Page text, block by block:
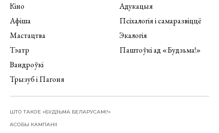
Кіно
Афіша
Мастацтва
Тэатр
Вандроўкі
Трызуб і Пагоня
Адукацыя
Псіхалогія і самаразвіццё
Экалогія
Паштоўкі ад «Будзьма!»
ШТО ТАКОЕ «БУДЗЬМА БЕЛАРУСАМІ!»
АСОБЫ КАМПАНІІ